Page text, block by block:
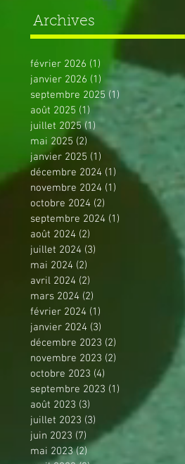
Archives
février 2026 (1) 1 post
janvier 2026 (1) 1 post
septembre 2025 (1)
août 2025 (1)
juillet 2025 (1)
mai 2025 (2) 2 posts
janvier 2025 (1) 1 post
décembre 2024 (1) 1 post
novembre 2024 (1) 1 post
octobre 2024 (2)
septembre 2024 (1)
août 2024 (2)
juillet 2024 (3)
mai 2024 (2)
avril 2024 (2)
mars 2024 (2)
février 2024 (1)
janvier 2024 (3)
décembre 2023 (2)
novembre 2023 (2)
octobre 2023 (4)
septembre 2023 (1)
août 2023 (3)
juillet 2023 (3) 3 posts
juin 2023 (7) 7 posts
mai 2023 (2)2 posts